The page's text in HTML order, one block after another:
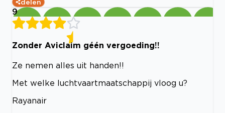
delen
9
Zonder Aviclaim géén vergoeding!!
Ze nemen alles uit handen!!
Met welke luchtvaartmaatschappij vloog u?
Rayanair